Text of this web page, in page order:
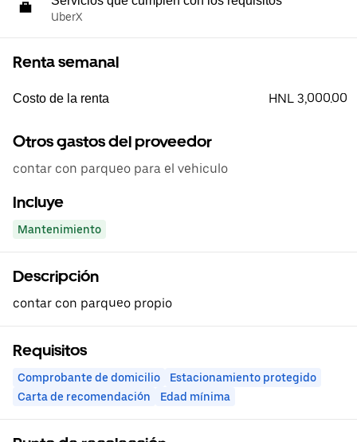
UberX
Renta semanal
Costo de la renta HNL 3,000.00
Otros gastos del proveedor
contar con parqueo para el vehiculo
Incluye
Mantenimiento
Descripción
contar con parqueo propio
Requisitos
Comprobante de domicilio
Estacionamiento protegido
Carta de recomendación
Edad mínima